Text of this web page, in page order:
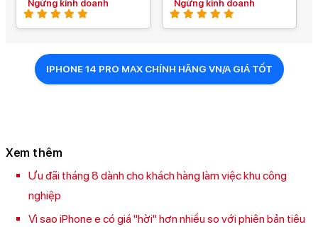
Ngừng kinh doanh
Ngừng kinh doanh
IPHONE 14 PRO MAX CHÍNH HÃNG VN/A GIÁ TỐT
Xem thêm
Ưu đãi tháng 8 dành cho khách hàng làm việc khu công
nghiệp
Vì sao iPhone e có giá "hời" hơn nhiều so với phiên bản tiêu